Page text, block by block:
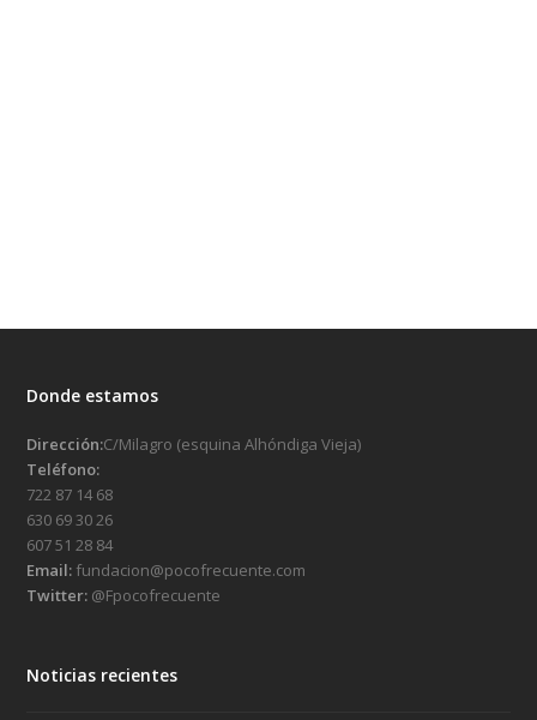
Donde estamos
Dirección:C/Milagro (esquina Alhóndiga Vieja)
Teléfono:
722 87 14 68
630 69 30 26
607 51 28 84
Email: fundacion@pocofrecuente.com
Twitter: @Fpocofrecuente
Noticias recientes